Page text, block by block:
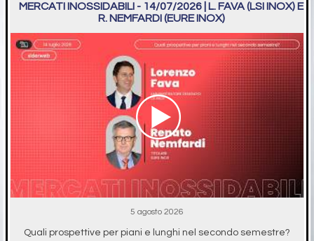
MERCATI INOSSIDABILI - 14/07/2026 | L. FAVA (LSI INOX) E
R. NEMFARDI (EURE INOX)
5 agosto 2026
Quali prospettive per piani e lunghi nel secondo semestre?